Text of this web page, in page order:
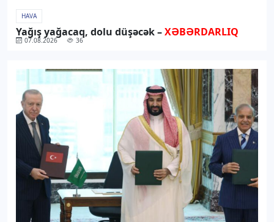
HAVA
Yağış yağacaq, dolu düşəcək –XƏBƏRDARLIQ
07.08.2026 36